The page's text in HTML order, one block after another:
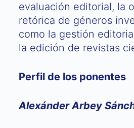
evaluación editorial, la
retórica de géneros
como la gestión
la edición de revistas
Perfil de los ponentes
Alexánder Arbey